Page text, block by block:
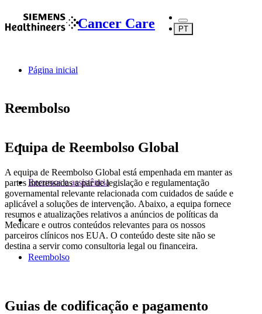
Cancer Care PT
Página inicial
Recursos e assistência
Reembolso
Reembolso
Equipa de Reembolso Global
A equipa de Reembolso Global está empenhada em manter as
partes interessadas a par de legislação e regulamentação
governamental relevante relacionada com cuidados de saúde e
aplicável a soluções de intervenção. Abaixo, a equipa fornece
resumos e atualizações relativos a anúncios de políticas da
Medicare e outros conteúdos relevantes para os nossos
parceiros clínicos nos EUA. O conteúdo deste site não se
destina a servir como consultoria legal ou financeira.
Guias de codificação e pagamento